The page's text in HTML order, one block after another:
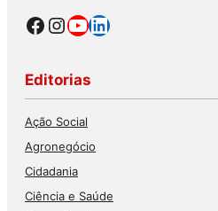
Facebook
Instagram
Youtube
LinkedIn
Editorias
Ação Social
Agronegócio
Cidadania
Ciência e Saúde